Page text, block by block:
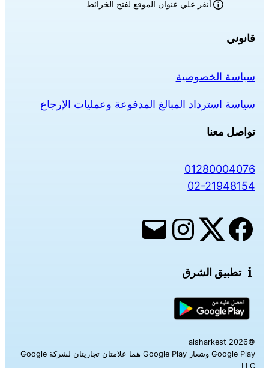
أنقر علي عنوان الموقع لفتح الخرائط
قانوني
سياسة الخصوصية
سياسة استرداد المبالغ المدفوعة وعمليات الإرجاع
تواصل معنا
01280004076
02-21948154
تطبيق الشرق
©alsharkest 2026
Google Play وشعار Google Play هما علامتان تجاريتان لشركة Google
LLC‎